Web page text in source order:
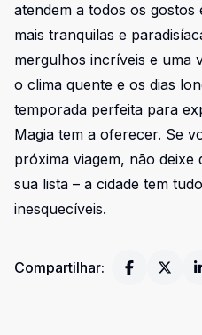
atendem a todos os gostos
mais tranquilas e
mergulhos incríveis e uma
o clima quente e os dias
temporada perfeita para
Magia tem a oferecer. Se
próxima viagem, não
sua lista – a cidade tem
inesquecíveis.
Compartilhar: